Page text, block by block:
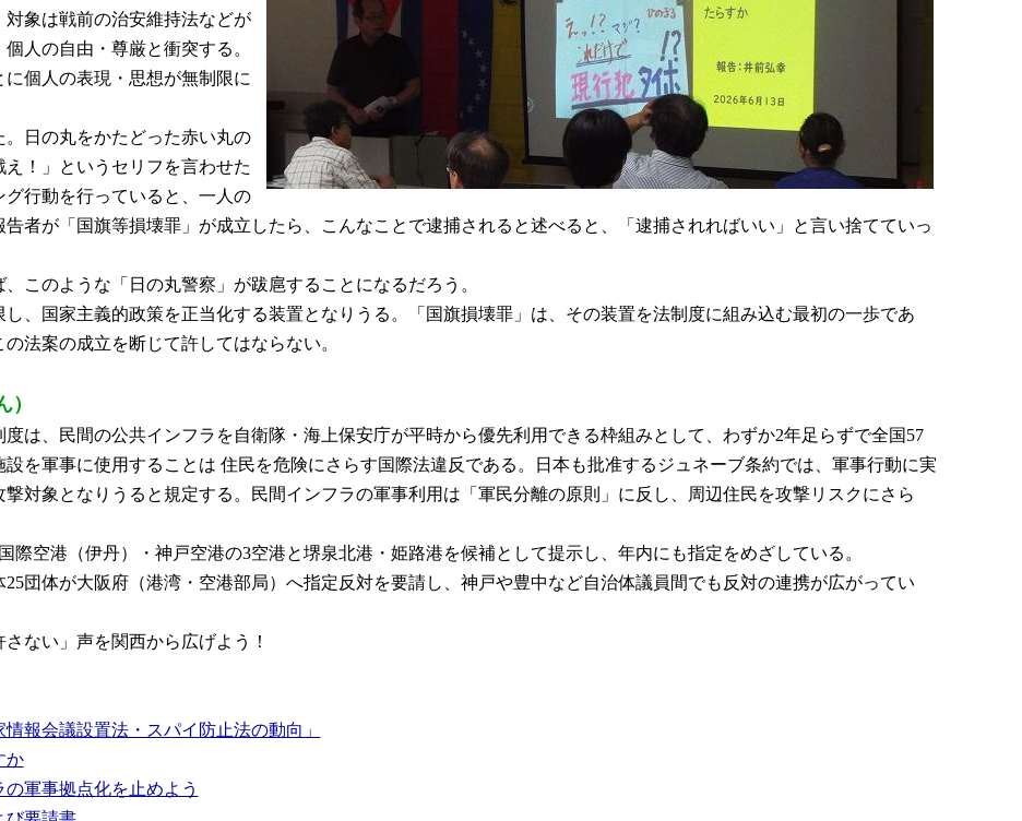
象は戦前の治安維持法などが
人の自由・尊厳と衝突する。
個人の表現・思想が無制限に
日の丸をかたどった赤い丸の
！」というセリフを言わせた
行動を行っていると、一人の
者が「国旗等損壊罪」が成立したら、こんなことで逮捕されると述べると、「逮捕されればいい」と言い捨てていっ
このような「日の丸警察」が跋扈することになるだろう。
、国家主義的政策を正当化する装置となりうる。「国旗損壊罪」は、その装置を法制度に組み込む最初の一歩であ
法案の成立を断じて許してはならない。
は、民間の公共インフラを自衛隊・海上保安庁が平時から優先利用できる枠組みとして、わずか2年足らずで全国57
を軍事に使用することは 住民を危険にさらす国際法違反である。日本も批准するジュネーブ条約では、軍事行動に実
対象となりうると規定する。民間インフラの軍事利用は「軍民分離の原則」に反し、周辺住民を攻撃リスクにさら
空港（伊丹）・神戸空港の3空港と堺泉北港・姫路港を候補として提示し、年内にも指定をめざしている。
団体が大阪府（港湾・空港部局）へ指定反対を要請し、神戸や豊中など自治体議員間でも反対の連携が広がってい
ない」声を関西から広げよう！
報会議設置法・スパイ防止法の動向」
か
軍事拠点化を止めよう